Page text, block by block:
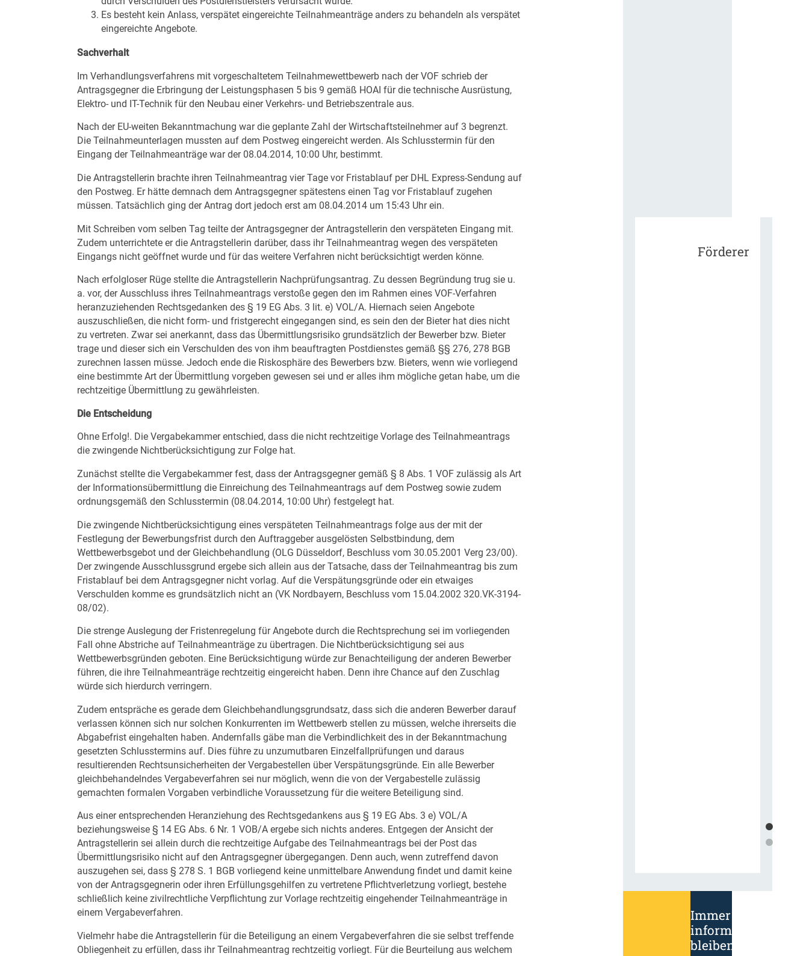
Es besteht kein Anlass, verspätet eingereichte Teilnahmeanträge anders zu behandeln als verspätet
eingereichte Angebote.
Sachverhalt
Im Verhandlungsverfahrens mit vorgeschaltetem Teilnahmewettbewerb nach der VOF schrieb der
Antragsgegner die Erbringung der Leistungsphasen 5 bis 9 gemäß HOAI für die technische Ausrüstung,
Elektro- und IT-Technik für den Neubau einer Verkehrs- und Betriebszentrale aus.
Nach der EU-weiten Bekanntmachung war die geplante Zahl der Wirtschaftsteilnehmer auf 3 begrenzt.
Die Teilnahmeunterlagen mussten auf dem Postweg eingereicht werden. Als Schlusstermin für den
Eingang der Teilnahmeanträge war der 08.04.2014, 10:00 Uhr, bestimmt.
Die Antragstellerin brachte ihren Teilnahmeantrag vier Tage vor Fristablauf per DHL Express-Sendung auf
den Postweg. Er hätte demnach dem Antragsgegner spätestens einen Tag vor Fristablauf zugehen
müssen. Tatsächlich ging der Antrag dort jedoch erst am 08.04.2014 um 15:43 Uhr ein.
Mit Schreiben vom selben Tag teilte der Antragsgegner der Antragstellerin den verspäteten Eingang mit.
Zudem unterrichtete er die Antragstellerin darüber, dass ihr Teilnahmeantrag wegen des verspäteten
Eingangs nicht geöffnet wurde und für das weitere Verfahren nicht berücksichtigt werden könne.
Nach erfolgloser Rüge stellte die Antragstellerin Nachprüfungsantrag. Zu dessen Begründung trug sie u.
a. vor, der Ausschluss ihres Teilnahmeantrags verstoße gegen den im Rahmen eines VOF-Verfahren
heranzuziehenden Rechtsgedanken des § 19 EG Abs. 3 lit. e) VOL/A. Hiernach seien Angebote
auszuschließen, die nicht form- und fristgerecht eingegangen sind, es sein den der Bieter hat dies nicht
zu vertreten. Zwar sei anerkannt, dass das Übermittlungsrisiko grundsätzlich der Bewerber bzw. Bieter
trage und dieser sich ein Verschulden des von ihm beauftragten Postdienstes gemäß §§ 276, 278 BGB
zurechnen lassen müsse. Jedoch ende die Riskosphäre des Bewerbers bzw. Bieters, wenn wie vorliegend
eine bestimmte Art der Übermittlung vorgeben gewesen sei und er alles ihm mögliche getan habe, um die
rechtzeitige Übermittlung zu gewährleisten.
Die Entscheidung
Ohne Erfolg!. Die Vergabekammer entschied, dass die nicht rechtzeitige Vorlage des Teilnahmeantrags
die zwingende Nichtberücksichtigung zur Folge hat.
Zunächst stellte die Vergabekammer fest, dass der Antragsgegner gemäß § 8 Abs. 1 VOF zulässig als Art
der Informationsübermittlung die Einreichung des Teilnahmeantrags auf dem Postweg sowie zudem
ordnungsgemäß den Schlusstermin (08.04.2014, 10:00 Uhr) festgelegt hat.
Die zwingende Nichtberücksichtigung eines verspäteten Teilnahmeantrags folge aus der mit der
Festlegung der Bewerbungsfrist durch den Auftraggeber ausgelösten Selbstbindung, dem
Wettbewerbsgebot und der Gleichbehandlung (OLG Düsseldorf, Beschluss vom 30.05.2001 Verg 23/00).
Der zwingende Ausschlussgrund ergebe sich allein aus der Tatsache, dass der Teilnahmeantrag bis zum
Fristablauf bei dem Antragsgegner nicht vorlag. Auf die Verspätungsgründe oder ein etwaiges
Verschulden komme es grundsätzlich nicht an (VK Nordbayern, Beschluss vom 15.04.2002 320.VK-3194-
08/02).
Die strenge Auslegung der Fristenregelung für Angebote durch die Rechtsprechung sei im vorliegenden
Fall ohne Abstriche auf Teilnahmeanträge zu übertragen. Die Nichtberücksichtigung sei aus
Wettbewerbsgründen geboten. Eine Berücksichtigung würde zur Benachteiligung der anderen Bewerber
führen, die ihre Teilnahmeanträge rechtzeitig eingereicht haben. Denn ihre Chance auf den Zuschlag
würde sich hierdurch verringern.
Zudem entspräche es gerade dem Gleichbehandlungsgrundsatz, dass sich die anderen Bewerber darauf
verlassen können sich nur solchen Konkurrenten im Wettbewerb stellen zu müssen, welche ihrerseits die
Abgabefrist eingehalten haben. Andernfalls gäbe man die Verbindlichkeit des in der Bekanntmachung
gesetzten Schlusstermins auf. Dies führe zu unzumutbaren Einzelfallprüfungen und daraus
resultierenden Rechtsunsicherheiten der Vergabestellen über Verspätungsgründe. Ein alle Bewerber
gleichbehandelndes Vergabeverfahren sei nur möglich, wenn die von der Vergabestelle zulässig
gemachten formalen Vorgaben verbindliche Voraussetzung für die weitere Beteiligung sind.
Aus einer entsprechenden Heranziehung des Rechtsgedankens aus § 19 EG Abs. 3 e) VOL/A
beziehungsweise § 14 EG Abs. 6 Nr. 1 VOB/A ergebe sich nichts anderes. Entgegen der Ansicht der
Antragstellerin sei allein durch die rechtzeitige Aufgabe des Teilnahmeantrags bei der Post das
Übermittlungsrisiko nicht auf den Antragsgegner übergegangen. Denn auch, wenn zutreffend davon
auszugehen sei, dass § 278 S. 1 BGB vorliegend keine unmittelbare Anwendung findet und damit keine
von der Antragsgegnerin oder ihren Erfüllungsgehilfen zu vertretene Pflichtverletzung vorliegt, bestehe
schließlich keine zivilrechtliche Verpflichtung zur Vorlage rechtzeitig eingehender Teilnahmeanträge in
einem Vergabeverfahren.
Vielmehr habe die Antragstellerin für die Beteiligung an einem Vergabeverfahren die sie selbst treffende
Obliegenheit zu erfüllen, dass ihr Teilnahmeantrag rechtzeitig vorliegt. Für die Beurteilung aus welchem
Förderer
Immer
informiert
bleiben!